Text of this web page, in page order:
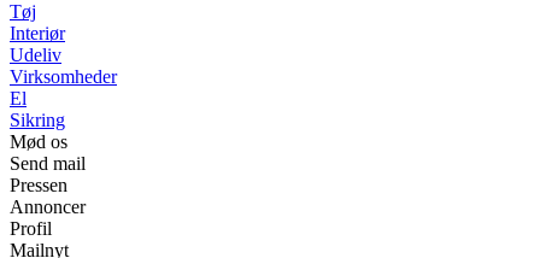
Tøj
Interiør
Udeliv
Virksomheder
El
Sikring
Mød os
Send mail
Pressen
Annoncer
Profil
Mailnyt